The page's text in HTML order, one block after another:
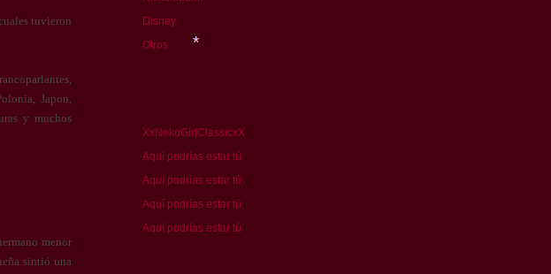
tuvieron
Japon,
y muchos
menor
sintió una
Disney
Otros
XxNekoGirlClassicxX
Aquí podrías estar tú
Aquí podrías estar tú
Aquí podrías estar tú
Aquí podrías estar tú
*